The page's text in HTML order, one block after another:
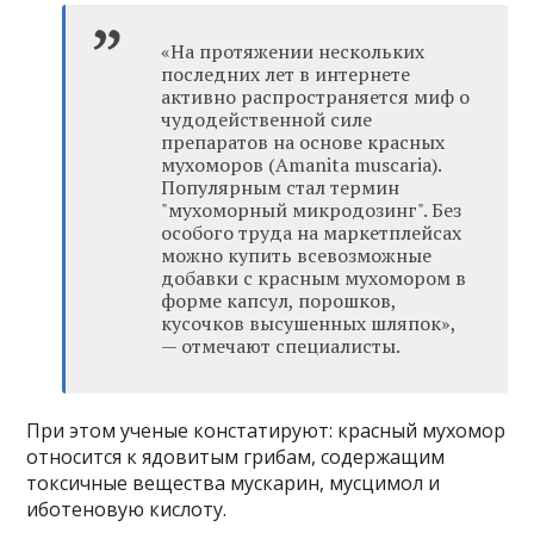
«На протяжении нескольких
последних лет в интернете
активно распространяется миф о
чудодейственной силе
препаратов на основе красных
мухоморов (Amanita muscaria).
Популярным стал термин
"мухоморный микродозинг". Без
особого труда на маркетплейсах
можно купить всевозможные
добавки с красным мухомором в
форме капсул, порошков,
кусочков высушенных шляпок»,
— отмечают специалисты.
При этом ученые констатируют: красный мухомор
относится к ядовитым грибам, содержащим
токсичные вещества мускарин, мусцимол и
иботеновую кислоту.